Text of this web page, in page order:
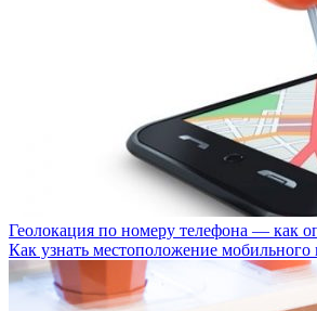
Геолокация по номеру телефона — как
Как узнать местоположение мобильного